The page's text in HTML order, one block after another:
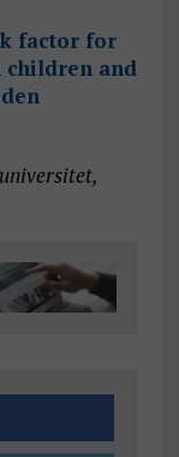
factor for
children and